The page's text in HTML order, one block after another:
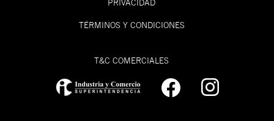
PRIVACIDAD
TÉRMINOS Y CONDICIONES
T&C COMERCIALES